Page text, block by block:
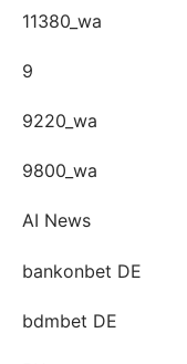
11380_wa
9
9220_wa
9800_wa
AI News
bankonbet DE
bdmbet DE